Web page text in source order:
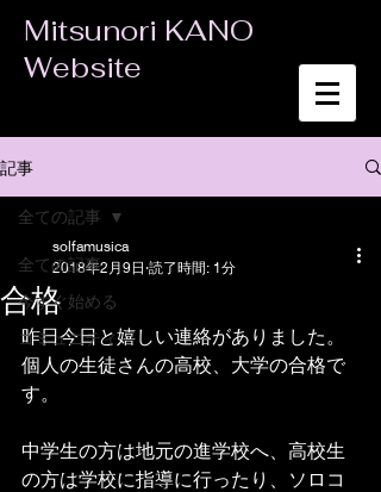
Mitsunori KANO
Website
記事
全ての記事
今すぐ始める
コミュニティ
全ての記事
合格
solfamusica
2018年2月9日 読了時間: 1分
昨日今日と嬉しい連絡がありました。
個人の生徒さんの高校、大学の合格で
す。
中学生の方は地元の進学校へ、高校生
の方は学校に指導に行ったり、ソロコ